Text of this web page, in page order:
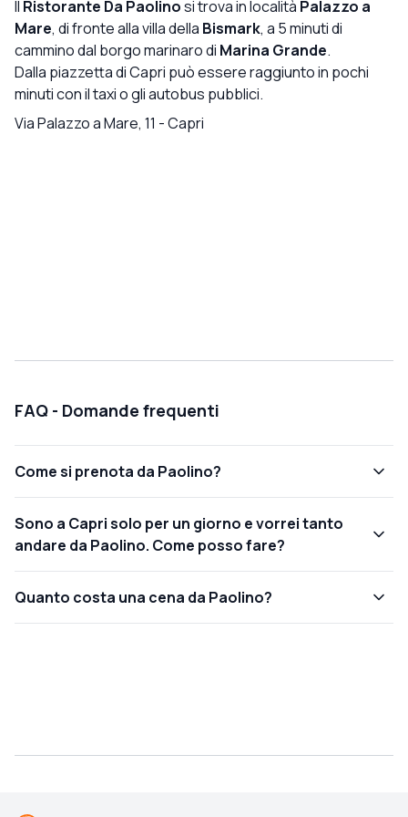
sull’esperienza da farmi dubitare se tornare la prossima
volta. E mi dispiace davvero, perché fino a ieri sera
Paolino era una tappa irrinunciabile di ogni mio soggiorno
a Capri.
parte della magia che lo ha reso leggendario. Spero
sinceramente che riportino i buffet iconici e ripristinino gli
standard eccezionali che un tempo rendevano questa
una delle esperienze culinarie imperdibili di Capri. 🌟🇮🇹
Il Ristorante Da Paolinosi trova in località Palazzo a
Mare, di fronte alla villa della Bismark, a 5 minuti di
cammino dal borgo marinaro di Marina Grande.
Dalla piazzetta di Capri può essere raggiunto in pochi
minuti con il taxi o gli autobus pubblici.
Via Palazzo a Mare, 11 -Capri
FAQ - Domande frequenti
Come si prenota da Paolino?
Sono a Capri solo per un giorno e vorrei tanto
andare da Paolino. Come posso fare?
Quanto costa una cena da Paolino?